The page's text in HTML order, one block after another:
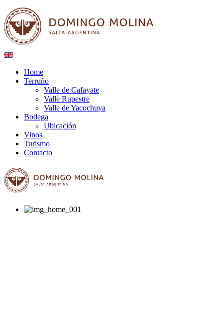
Home
Terruño
Valle de Cafayate
Valle Rupestre
Valle de Yacochuya
Bodega
Ubicación
Vinos
Turismo
Contacto